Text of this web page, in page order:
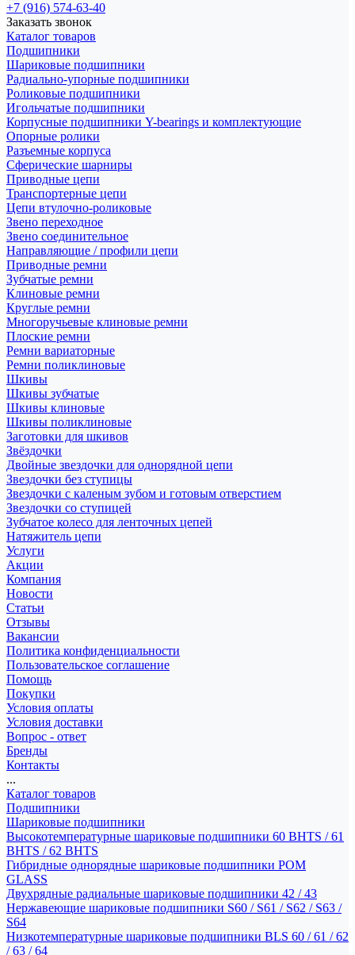
+7 (916) 574-63-40
Заказать звонок
Каталог товаров
Подшипники
Шариковые подшипники
Радиально-упорные подшипники
Роликовые подшипники
Игольчатые подшипники
Корпусные подшипники Y-bearings и комплектующие
Опорные ролики
Разъемные корпуса
Сферические шарниры
Приводные цепи
Транспортерные цепи
Цепи втулочно-роликовые
Звено переходное
Звено соединительное
Направляющие / профили цепи
Приводные ремни
Зубчатые ремни
Клиновые ремни
Круглые ремни
Многоручьевые клиновые ремни
Плоские ремни
Ремни вариаторные
Ремни поликлиновые
Шкивы
Шкивы зубчатые
Шкивы клиновые
Шкивы поликлиновые
Заготовки для шкивов
Звёздочки
Двойные звездочки для однорядной цепи
Звездочки без ступицы
Звездочки с каленым зубом и готовым отверстием
Звездочки со ступицей
Зубчатое колесо для ленточных цепей
Натяжитель цепи
Услуги
Акции
Компания
Новости
Статьи
Отзывы
Вакансии
Политика конфиденциальности
Пользовательское соглашение
Помощь
Покупки
Условия оплаты
Условия доставки
Вопрос - ответ
Бренды
Контакты
...
Каталог товаров
Подшипники
Шариковые подшипники
Высокотемпературные шариковые подшипники 60 BHTS / 61
BHTS / 62 BHTS
Гибридные однорядные шариковые подшипники POM
GLASS
Двухрядные радиальные шариковые подшипники 42 / 43
Нержавеющие шариковые подшипники S60 / S61 / S62 / S63 /
S64
Низкотемпературные шариковые подшипники BLS 60 / 61 / 62
/ 63 / 64